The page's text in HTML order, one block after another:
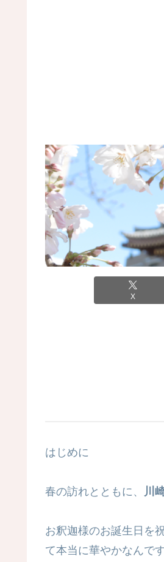
X
はじめに
春の訪れとともに、 川
お釈迦様のお誕生日を
て本当に華やかなんです